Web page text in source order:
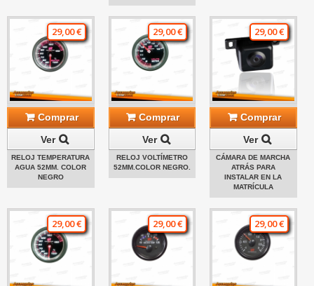
29,00 €
Comprar
Ver
RELOJ TEMPERATURA
AGUA 52MM. COLOR
NEGRO
29,00 €
Comprar
Ver
RELOJ VOLTÍMETRO
52MM.COLOR NEGRO.
29,00 €
Comprar
Ver
CÁMARA DE MARCHA
ATRÁS PARA
INSTALAR EN LA
MATRÍCULA
29,00 € 29,00 € 29,00 €